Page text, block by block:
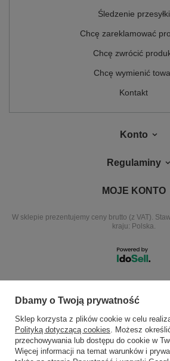
Śledzenie przesyłki
Chcę zareklamować
Chcę zwrócić
Chcę wymienić
Kontakt
Konto
Regulaminy
MOJE KONTO
W sklepie prezentujemy ceny brutto (z VAT).
kraju: Polska.
NASZE
wyróżnienia są przyznawane przez
Dbamy o Twoją prywatność
Sklep korzysta z plików cookie w celu
Polityką dotyczącą cookies. Możesz
przechowywania lub dostępu do cookie w
Więcej informacji na temat warunków i